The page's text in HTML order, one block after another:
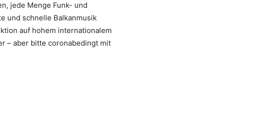
jede Menge Funk- und
und schnelle Balkanmusik
auf hohem internationalem
– aber bitte coronabedingt mit